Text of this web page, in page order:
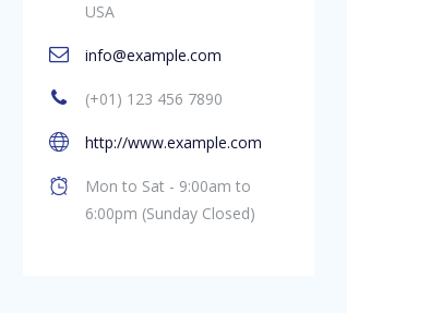
USA
info@example.com
(+01) 123 456 7890
http://www.example.com
Mon to Sat - 9:00am to
6:00pm (Sunday Closed)